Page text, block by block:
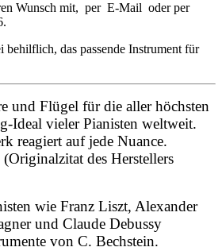
Wunsch mit, per E-Mail oder per
behilflich, das passende Instrument für
und Flügel für die aller höchsten
Ideal vieler Pianisten weltweit.
reagiert auf jede Nuance.
(Originalzitat des Herstellers
wie Franz Liszt, Alexander
und Claude Debussy
von C. Bechstein.